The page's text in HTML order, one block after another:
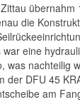
die
eine
was nachteilig
der DFU 45
am